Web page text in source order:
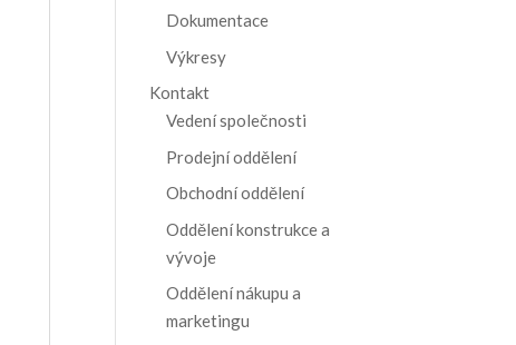
Dokumentace
Výkresy
Kontakt
Vedení společnosti
Prodejní oddělení
Obchodní oddělení
Oddělení konstrukce a
vývoje
Oddělení nákupu a
marketingu